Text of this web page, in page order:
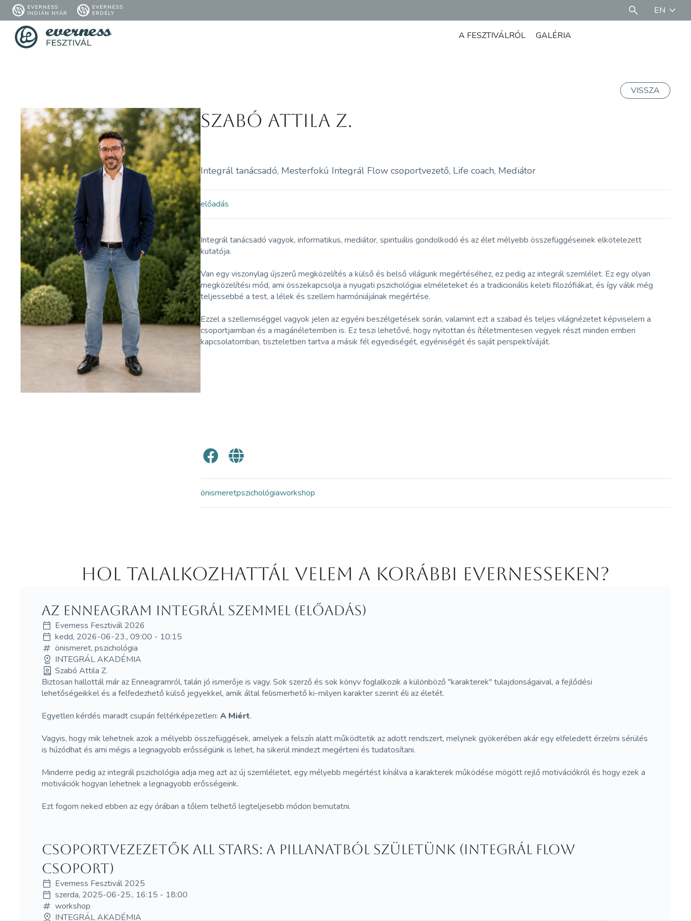
EVERNESS
INDIÁN NYÁR
EVERNESS
ERDÉLY
EN
A FESZTIVÁLRÓL GALÉRIA
VISSZA
Szabó Attila Z.
Integrál tanácsadó, Mesterfokú Integrál Flow csoportvezető, Life coach, Mediátor
előadás
Integrál tanácsadó vagyok, informatikus, mediátor, spirituális gondolkodó és az élet mélyebb összefüggéseinek elkötelezett
kutatója.
Van egy viszonylag újszerű megközelítés a külső és belső világunk megértéséhez, ez pedig az integrál szemlélet. Ez egy olyan
megközelítési mód, ami összekapcsolja a nyugati pszichológiai elméleteket és a tradicionális keleti filozófiákat, és így válik még
teljessebbé a test, a lélek és szellem harmóniájának megértése.
Ezzel a szellemiséggel vagyok jelen az egyéni beszélgetések során, valamint ezt a szabad és teljes világnézetet képviselem a
csoportjaimban és a magánéletemben is. Ez teszi lehetővé, hogy nyitottan és ítéletmentesen vegyek részt minden emberi
kapcsolatomban, tiszteletben tartva a másik fél egyediségét, egyéniségét és saját perspektíváját.
önismeretpszichológiaworkshop
Hol Talalkozhattál velem a korábbi Evernesseken?
Az Enneagram Integrál szemmel (Előadás)
Everness Fesztivál 2026
kedd, 2026-06-23., 09:00 - 10:15
önismeret, pszichológia
INTEGRÁL AKADÉMIA
Szabó Attila Z.
Biztosan hallottál már az Enneagramról, talán jó ismerője is vagy. Sok szerző és sok könyv foglalkozik a különböző "karakterek" tulajdonságaival, a fejlődési
lehetőségeikkel és a felfedezhető külső jegyekkel, amik által felismerhető ki-milyen karakter szerint éli az életét.
Egyetlen kérdés maradt csupán feltérképezetlen: A Miért.
Vagyis, hogy mik lehetnek azok a mélyebb összefüggések, amelyek a felszín alatt működtetik az adott rendszert, melynek gyökerében akár egy elfeledett érzelmi sérülés
is húzódhat és ami mégis a legnagyobb erősségünk is lehet, ha sikerül mindezt megérteni és tudatosítani.
Minderre pedig az integrál pszichológia adja meg azt az új szemléletet, egy mélyebb megértést kínálva a karakterek működése mögött rejlő motivációkról és hogy ezek a
motivációk hogyan lehetnek a legnagyobb erősségeink.
Ezt fogom neked ebben az egy órában a tőlem telhető legteljesebb módon bemutatni.
Csoportvezezetők All stars: A pillanatból születünk (Integrál Flow
csoport)
Everness Fesztivál 2025
szerda, 2025-06-25., 16:15 - 18:00
workshop
INTEGRÁL AKADÉMIA